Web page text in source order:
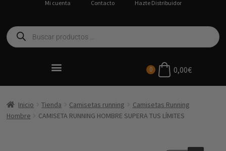
Mi cuenta Contacto Hazte Distribuidor
0 0,00€
Inicio Tienda Camisetas running
Camisetas Running
Hombre
CAMISETA RUNNING HOMBRE SUPERA TUS LÍMITES